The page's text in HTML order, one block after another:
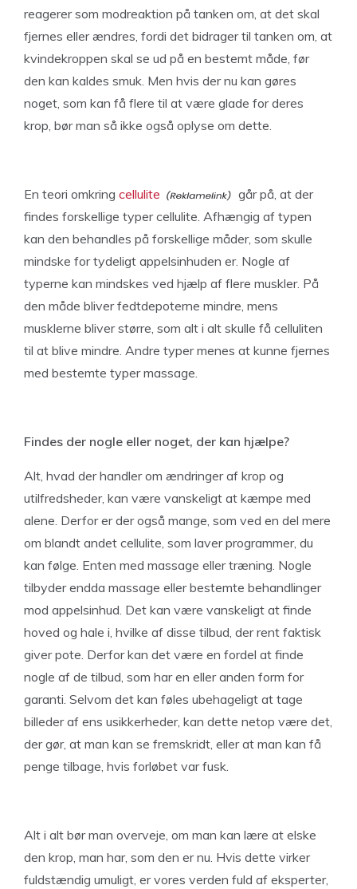
reagerer som modreaktion på tanken om, at det skal
fjernes eller ændres, fordi det bidrager til tanken om, at
kvindekroppen skal se ud på en bestemt måde, før
den kan kaldes smuk. Men hvis der nu kan gøres
noget, som kan få flere til at være glade for deres
krop, bør man så ikke også oplyse om dette.
En teori omkring cellulite
går på, at der
findes forskellige typer cellulite. Afhængig af typen
kan den behandles på forskellige måder, som skulle
mindske for tydeligt appelsinhuden er. Nogle af
typerne kan mindskes ved hjælp af flere muskler. På
den måde bliver fedtdepoterne mindre, mens
musklerne bliver større, som alt i alt skulle få celluliten
til at blive mindre. Andre typer menes at kunne fjernes
med bestemte typer massage.
Findes der nogle eller noget, der kan hjælpe?
Alt, hvad der handler om ændringer af krop og
utilfredsheder, kan være vanskeligt at kæmpe med
alene. Derfor er der også mange, som ved en del mere
om blandt andet cellulite, som laver programmer, du
kan følge. Enten med massage eller træning. Nogle
tilbyder endda massage eller bestemte behandlinger
mod appelsinhud. Det kan være vanskeligt at finde
hoved og hale i, hvilke af disse tilbud, der rent faktisk
giver pote. Derfor kan det være en fordel at finde
nogle af de tilbud, som har en eller anden form for
garanti. Selvom det kan føles ubehageligt at tage
billeder af ens usikkerheder, kan dette netop være det,
der gør, at man kan se fremskridt, eller at man kan få
penge tilbage, hvis forløbet var fusk.
Alt i alt bør man overveje, om man kan lære at elske
den krop, man har, som den er nu. Hvis dette virker
fuldstændig umuligt, er vores verden fuld af eksperter,